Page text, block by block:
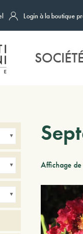
Login à la boutique
Affichage